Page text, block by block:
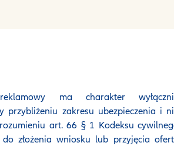
ma charakter
przybliżeniu zakresu ubezpieczenia i
art. 66 § 1 Kodeksu
złożenia wniosku lub przyjęcia